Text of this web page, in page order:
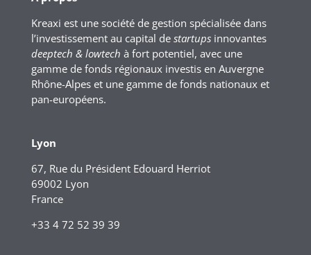
Kreaxi est une société de gestion spécialisée dans
l’investissement au capital de startupsinnovantes
deeptech & lowtech à fort potentiel, avec une
gamme de fonds régionaux investis en Auvergne
Rhône-Alpes et une gamme de fonds nationaux et
pan-européens.
Lyon
67, Rue du Président Edouard Herriot
69002 Lyon
France
+33 4 72 52 39 39